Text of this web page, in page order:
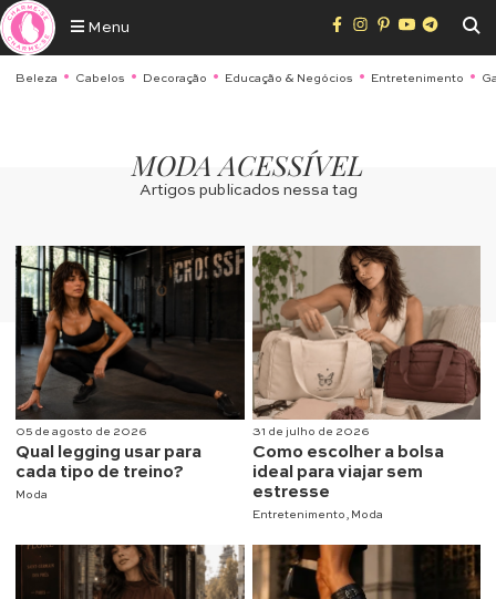
Menu
Beleza Cabelos Decoração Educação & Negócios Entretenimento
MODA ACESSÍVEL
Artigos publicados nessa tag
05 de agosto de 2026
Qual legging usar para
cada tipo de treino?
Moda
31 de julho de 2026
Como escolher a bolsa
ideal para viajar sem
estresse
Entretenimento Moda